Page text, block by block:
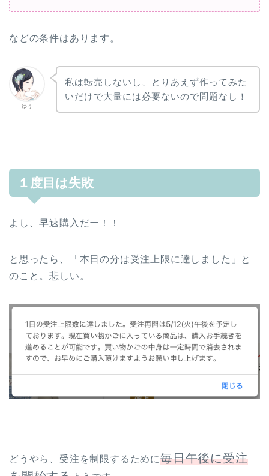
などの条件はあります。
ゆう
私は転売しないし、とりあえず作ってみた
いだけで大量には必要ないので問題なし！
１度目は失敗
よし、早速購入だー！！
と思ったら、「本日の分は受注上限に達しました」と
のこと。悲しい。
どうやら、受注を制限するために毎日午後に受注